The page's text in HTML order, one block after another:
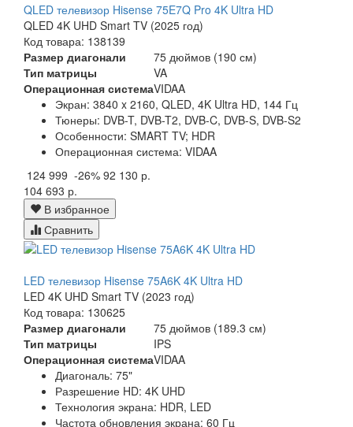
QLED телевизор Hisense 75E7Q Pro 4K Ultra HD
QLED 4K UHD Smart TV (2025 год)
Код товара: 138139
Размер диагонали
75 дюймов (190 см)
Тип матрицы
VA
Операционная системаVIDAA
Экран: 3840 x 2160, QLED, 4K Ultra HD, 144 Гц
Тюнеры: DVB-T, DVB-T2, DVB-C, DVB-S, DVB-S2
Особенности: SMART TV; HDR
Операционная система: VIDAA
124 999 -26% 92 130 р.
104 693 р.
В избранное
Сравнить
LED телевизор Hisense 75A6K 4K Ultra HD
LED 4K UHD Smart TV (2023 год)
Код товара: 130625
Размер диагонали
75 дюймов (189.3 см)
Тип матрицы
IPS
Операционная системаVIDAA
Диагональ: 75"
Разрешение HD: 4K UHD
Технология экрана: HDR, LED
Частота обновления экрана: 60 Гц